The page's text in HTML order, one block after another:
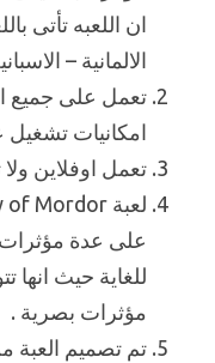
ان اللعبه تأتى
الالمانية –
تعمل على جميع
امكانيات تشغيل
تعمل اوفلاين
على عدة مؤثرات
للغاية حيث انها
مؤثرات بصرية .
تم تصميم العبة